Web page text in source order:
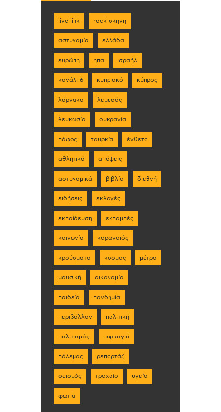
live link rock σκηνη
αστυνομία ελλάδα
ευρώπη ηπα ισραήλ
κανάλι 6 κυπριακό κύπρος
λάρνακα λεμεσός
λευκωσία ουκρανία
πάφος τουρκία ένθετα
αθλητικά απόψεις
αστυνομικά βιβλίο διεθνή
ειδήσεις εκλογές
εκπαίδευση εκπομπές
κοινωνία κορωνοϊός
κρούσματα κόσμος μέτρα
μουσική οικονομία
παιδεία πανδημία
περιβάλλον πολιτική
πολιτισμός πυρκαγιά
πόλεμος ρεπορτάζ
σεισμός τροχαίο υγεία
φωτιά